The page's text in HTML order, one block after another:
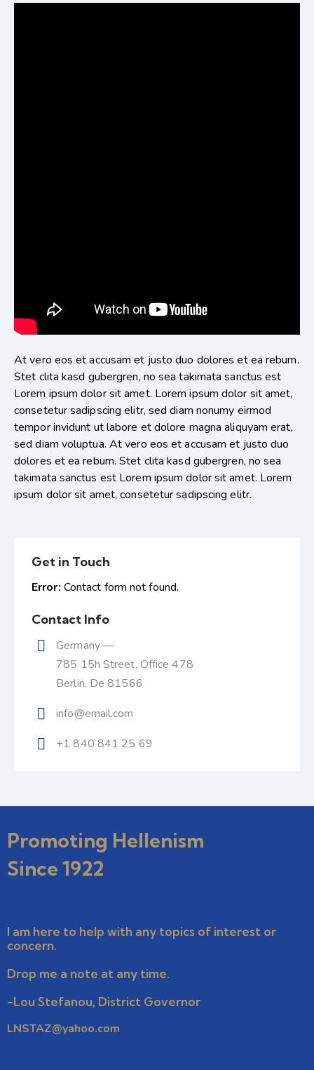
At vero eos et accusam et justo duo dolores et ea rebum.
Stet clita kasd gubergren, no sea takimata sanctus est
Lorem ipsum dolor sit amet. Lorem ipsum dolor sit amet,
consetetur sadipscing elitr, sed diam nonumy eirmod
tempor invidunt ut labore et dolore magna aliquyam erat,
sed diam voluptua. At vero eos et accusam et justo duo
dolores et ea rebum. Stet clita kasd gubergren, no sea
takimata sanctus est Lorem ipsum dolor sit amet. Lorem
ipsum dolor sit amet, consetetur sadipscing elitr.
Get in Touch
Error: Contact form not found.
Contact Info
Germany —
785 15h Street, Office 478
Berlin, De 81566
info@email.com
+1 840 841 25 69
Promoting Hellenism
Since 1922
I am here to help with any topics of interest or
concern.
Drop me a note at any time.
-Lou Stefanou, District Governor
LNSTAZ@yahoo.com